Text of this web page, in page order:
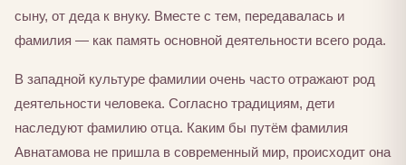
сыну, от деда к внуку. Вместе с тем, передавалась и
фамилия — как память основной деятельности всего рода.
В западной культуре фамилии очень часто отражают род
деятельности человека. Согласно традициям, дети
наследуют фамилию отца. Каким бы путём фамилия
Авнатамова не пришла в современный мир, происходит она